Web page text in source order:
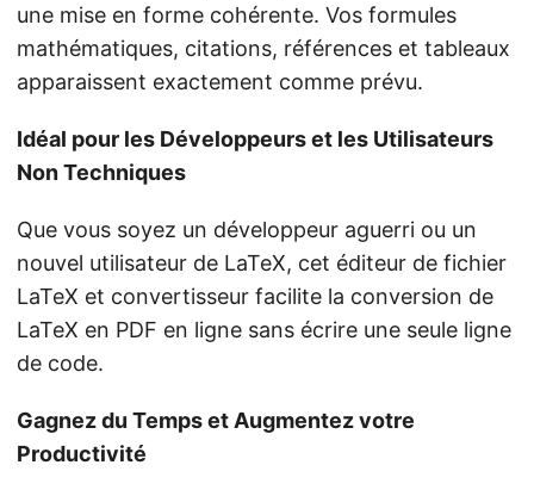
une mise en forme cohérente. Vos formules
mathématiques, citations, références et tableaux
apparaissent exactement comme prévu.
Idéal pour les Développeurs et les Utilisateurs
Non Techniques
Que vous soyez un développeur aguerri ou un
nouvel utilisateur de LaTeX, cet éditeur de fichier
LaTeX et convertisseur facilite la conversion de
LaTeX en PDF en ligne sans écrire une seule ligne
de code.
Gagnez du Temps et Augmentez votre
Productivité